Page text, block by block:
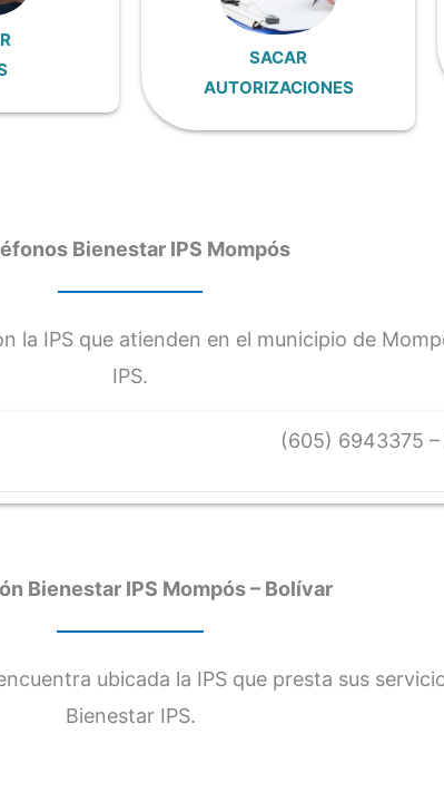
SACAR
AUTORIZACIONES
Bienestar IPS Mompós
la IPS que atienden en el municipio de
IPS.
(605) 6943375
Bienestar IPS Mompós – Bolívar
ubicada la IPS que presta sus
Bienestar IPS.